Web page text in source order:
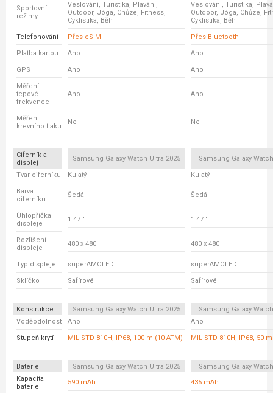
Sportovní
režimy
Veslování, Turistika, Plavání,
Outdoor, Jóga, Chůze, Fitness,
Cyklistika, Běh
Veslování, Turistika,
Outdoor, Jóga, Chůze,
Cyklistika, Běh
Telefonování Přes eSIM Přes Bluetooth
Platba kartou Ano Ano
GPS Ano Ano
Měření
tepové
frekvence
Ano Ano
Měření
krevního tlaku
Ne Ne
Ciferník a
displej
Samsung Galaxy Watch Ultra 2025 Samsung Galaxy
Tvar ciferníku Kulatý Kulatý
Barva
ciferníku
Šedá Šedá
Úhlopříčka
displeje
1.47 " 1.47 "
Rozlišení
displeje
480 x 480 480 x 480
Typ displeje superAMOLED superAMOLED
Sklíčko Safírové Safírové
Konstrukce Samsung Galaxy Watch Ultra 2025
Samsung Galaxy
Voděodolnost
Ano Ano
Stupeň krytí MIL-STD-810H, IP68, 100 m (10 ATM) MIL-STD-810H, IP68, 50
Baterie Samsung Galaxy Watch Ultra 2025
Samsung Galaxy
Kapacita
baterie
590 mAh 435 mAh